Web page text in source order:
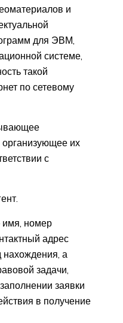
и
для ЭВМ,
системе,
такой
по сетевому
организующее их
с
имя, номер
адрес
нахождения, а
задачи,
заявки
в получение